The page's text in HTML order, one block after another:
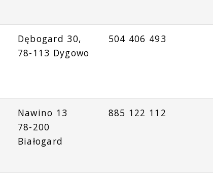
Dębogard 30,
78-113 Dygowo
504 406 493
Nawino 13
78-200
Białogard
885 122 112